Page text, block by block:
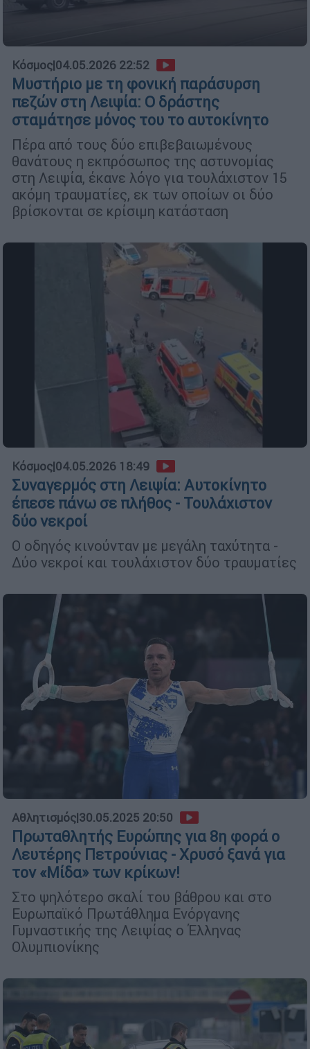
Κόσμος|04.05.2026 22:52
Μυστήριο με τη φονική παράσυρση
πεζών στη Λειψία: Ο δράστης
σταμάτησε μόνος του το αυτοκίνητο
Πέρα από τους δύο επιβεβαιωμένους
θανάτους η εκπρόσωπος της αστυνομίας
στη Λειψία, έκανε λόγο για τουλάχιστον 15
ακόμη τραυματίες, εκ των οποίων οι δύο
βρίσκονται σε κρίσιμη κατάσταση
Κόσμος|04.05.2026 18:49
Συναγερμός στη Λειψία: Αυτοκίνητο
έπεσε πάνω σε πλήθος - Τουλάχιστον
δύο νεκροί
O οδηγός κινούνταν με μεγάλη ταχύτητα -
Δύο νεκροί και τουλάχιστον δύο τραυματίες
Αθλητισμός|30.05.2025 20:50
Πρωταθλητής Ευρώπης για 8η φορά ο
Λευτέρης Πετρούνιας - Χρυσό ξανά για
τον «Μίδα» των κρίκων!
Στο ψηλότερο σκαλί του βάθρου και στο
Ευρωπαϊκό Πρωτάθλημα Ενόργανης
Γυμναστικής της Λειψίας ο Έλληνας
Ολυμπιονίκης